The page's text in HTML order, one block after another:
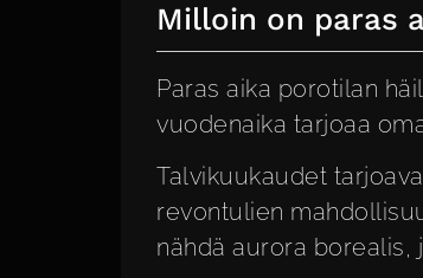
Milloin on paras
Paras aika porotilan
vuodenaika tarjoaa
Talvikuukaudet
revontulien
nähdä aurora borealis,